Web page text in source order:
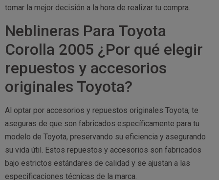
tomar la mejor decisión a la hora de realizar tu compra.
Neblineras Para Toyota
Corolla 2005 ¿Por qué elegir
repuestos y accesorios
originales Toyota?
Al optar por accesorios y repuestos originales Toyota, te
aseguras de que son fabricados específicamente para tu
modelo de Toyota, preservando su eficiencia y asegurando
su vida útil. Estos repuestos y accesorios son fabricados
bajo estrictos estándares de calidad y se ajustan a las
especificaciones técnicas de la marca.